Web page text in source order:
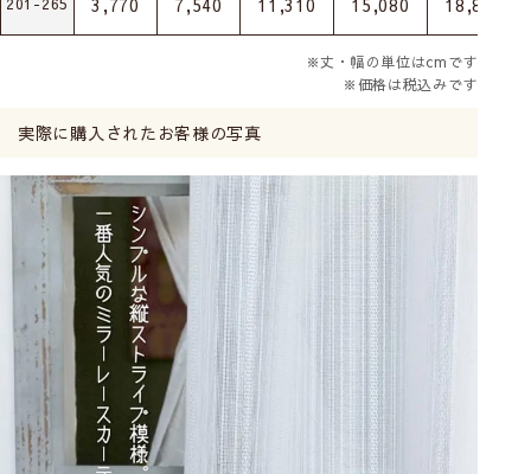
※丈・幅の単位はcmです
※価格は税込みです
実際に購入されたお客様の写真